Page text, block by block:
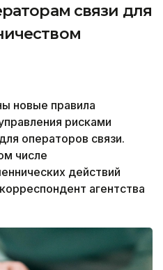
связи для
новые правила
рисками
операторов связи.
числе
действий
агентства